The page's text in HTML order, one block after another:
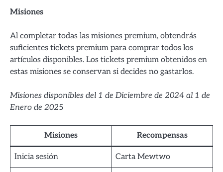
Misiones
Al completar todas las misiones premium, obtendrás
suficientes tickets premium para comprar todos los
artículos disponibles. Los tickets premium obtenidos en
estas misiones se conservan si decides no gastarlos.
Misiones disponibles del 1 de Diciembre de 2024 al 1 de
Enero de 2025
Misiones Recompensas
Inicia sesión Carta Mewtwo